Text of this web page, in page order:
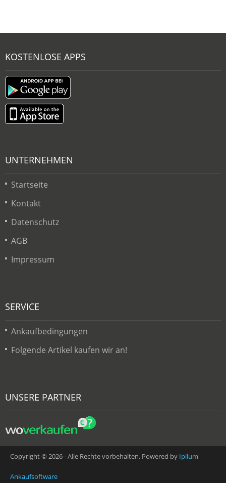
KOSTENLOSE APPS
UNTERNEHMEN
Startseite
Kontakt
Datenschutz
AGB
Impressum
SERVICE
Ankaufbedingungen
Folgende Artikel kaufen wir an!
UNSERE PARTNER
Copyright © 2026 - Alle Rechte vorbehalten. Powered by Ipilum
Ankaufsoftware